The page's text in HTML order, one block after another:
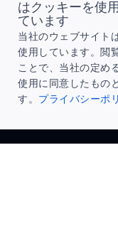
はクッキーを使
ています
当社のウェブサイト
使用しています。閲
ことで、当社の定め
使用に同意したもの
す。 プライバシーポ